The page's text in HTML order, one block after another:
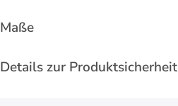
Maße
Details zur Produktsicherheit